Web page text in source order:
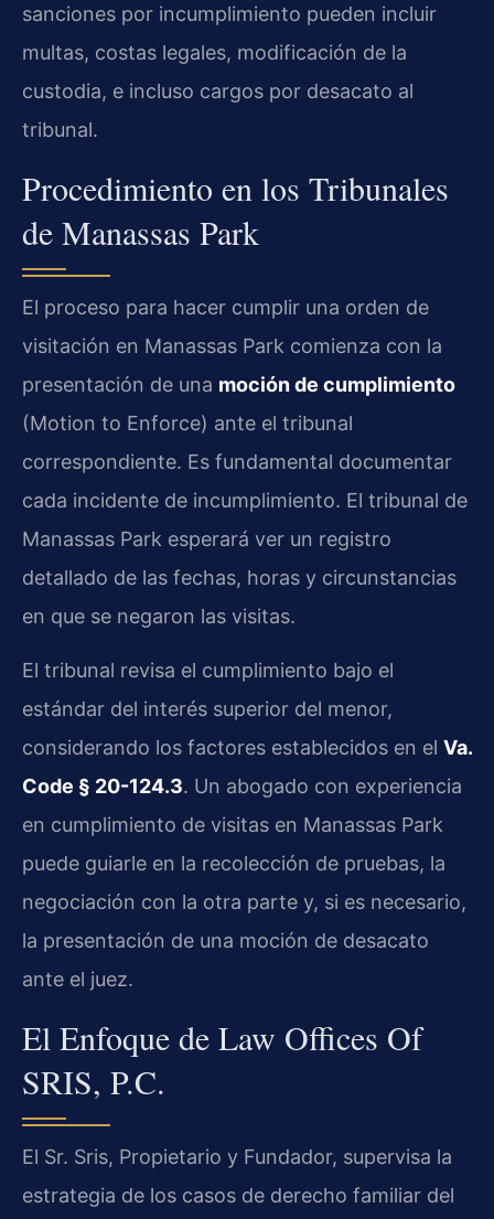
sanciones por incumplimiento pueden incluir
multas, costas legales, modificación de la
custodia, e incluso cargos por desacato al
tribunal.
Procedimiento en los Tribunales
de Manassas Park
El proceso para hacer cumplir una orden de
visitación en Manassas Park comienza con la
presentación de una moción de cumplimiento
(Motion to Enforce) ante el tribunal
correspondiente. Es fundamental documentar
cada incidente de incumplimiento. El tribunal de
Manassas Park esperará ver un registro
detallado de las fechas, horas y circunstancias
en que se negaron las visitas.
El tribunal revisa el cumplimiento bajo el
estándar del interés superior del menor,
considerando los factores establecidos en el Va.
Code § 20-124.3. Un abogado con experiencia
en cumplimiento de visitas en Manassas Park
puede guiarle en la recolección de pruebas, la
negociación con la otra parte y, si es necesario,
la presentación de una moción de desacato
ante el juez.
El Enfoque de Law Offices Of
SRIS, P.C.
El Sr. Sris, Propietario y Fundador, supervisa la
estrategia de los casos de derecho familiar del